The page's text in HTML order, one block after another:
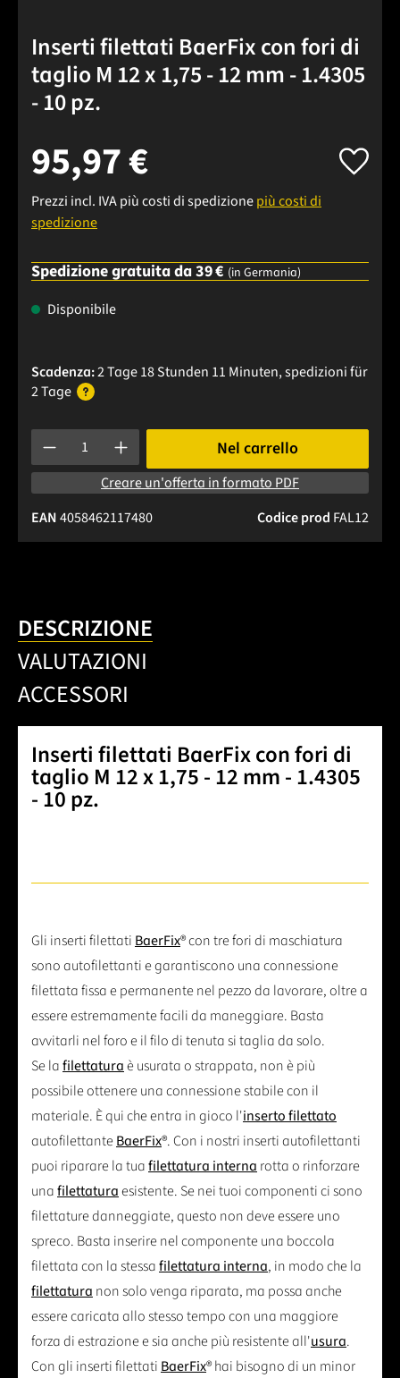
Inserti filettati BaerFix con fori di
taglio M 12 x 1,75 - 12 mm - 1.4305
- 10 pz.
95,97 €
Prezzi incl. IVA più costi di spedizionepiù costi di
spedizione
Spedizione gratuita da 39 € (in Germania)
Disponibile
Scadenza:2 Tage 18 Stunden 11 Minuten, spedizionifür
2 Tage
Quantità del prodotto: inserisci la quantità desiderata o
Nel carrello
Creare un'offerta in formato PDF
Codice prod FAL12
EAN4058462117480
DESCRIZIONE
VALUTAZIONI
ACCESSORI
Inserti filettati BaerFix con fori di
taglio M 12 x 1,75 - 12 mm - 1.4305
- 10 pz.
Gli inserti filettati BaerFix® con tre fori di maschiatura
sono autofilettanti e garantiscono una connessione
filettata fissa e permanente nel pezzo da lavorare, oltre a
essere estremamente facili da maneggiare. Basta
avvitarli nel foro e il filo di tenuta si taglia da solo.
Se lafilettaturaè usurata o strappata, non è più
possibile ottenere una connessione stabile con il
materiale. È qui che entra in gioco l'inserto filettato
autofilettanteBaerFix®. Con i nostri inserti autofilettanti
puoi riparare la tuafilettatura interna rotta o rinforzare
unafilettaturaesistente. Se nei tuoi componenti ci sono
filettature danneggiate, questo non deve essere uno
spreco. Basta inserire nel componente una boccola
filettata con la stessafilettatura interna, in modo che la
filettatura non solo venga riparata, ma possa anche
essere caricata allo stesso tempo con una maggiore
forza di estrazione e sia anche più resistente all'usura.
Con gli inserti filettati BaerFix® hai bisogno di un minor